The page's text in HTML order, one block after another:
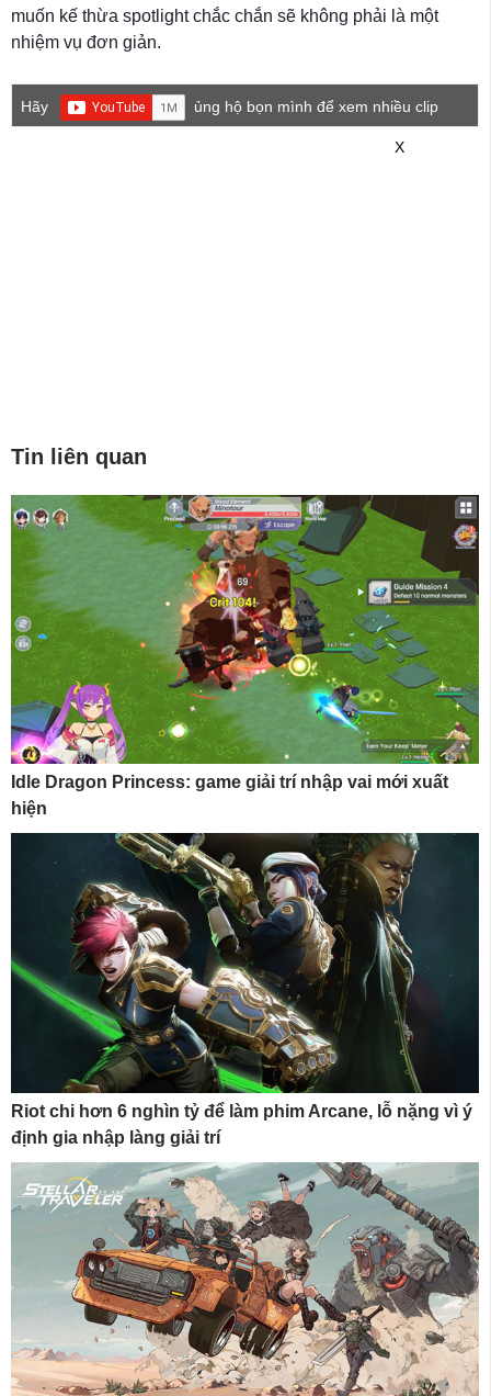
muốn kế thừa spotlight chắc chắn sẽ không phải là một
nhiệm vụ đơn giản.
Hãy
ủng hộ bọn mình để xem nhiều clip
X
Tin liên quan
Idle Dragon Princess: game giải trí nhập vai mới xuất
hiện
Riot chi hơn 6 nghìn tỷ để làm phim Arcane, lỗ nặng vì ý
định gia nhập làng giải trí